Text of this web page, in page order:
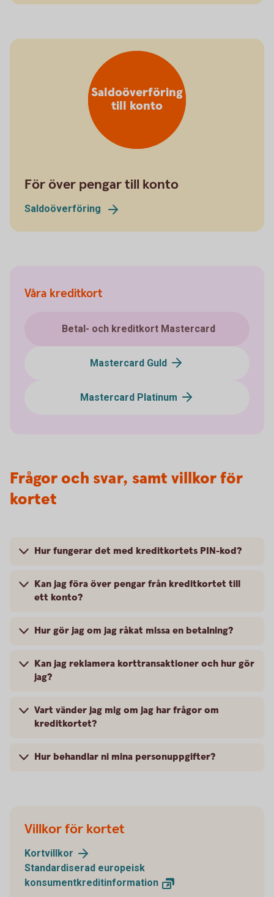
Saldoöverföring
till konto
För över pengar till konto
Saldoöverföring
Våra kreditkort
Betal- och kreditkort Mastercard
Mastercard Guld
Mastercard Platinum
Frågor och svar, samt villkor för
kortet
Hur fungerar det med kreditkortets PIN-kod?
Kan jag föra över pengar från kreditkortet till
ett konto?
Hur gör jag om jag råkat missa en betalning?
Kan jag reklamera korttransaktioner och hur gör
jag?
Vart vänder jag mig om jag har frågor om
kreditkortet?
Hur behandlar ni mina personuppgifter?
Villkor för kortet
Kortvillkor
Standardiserad europeisk
konsumentkreditinformation